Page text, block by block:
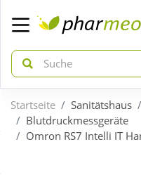
zurück
zurück
Startseite Sanitätshaus
Blutdruckmessgeräte
Omron RS7 Intelli IT